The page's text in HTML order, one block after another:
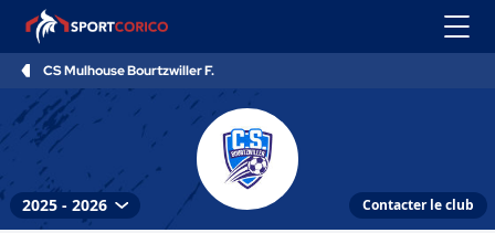
CS Mulhouse Bourtzwiller F.
Contacter le club